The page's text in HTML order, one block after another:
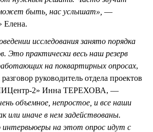
быть, нас услышат», —
Елена.
исследования занято порядка
Это практически весь наш резерв
на поквартирных опросах,
руководитель отдела проектов
2» Инна ТЕРЕХОВА, —
объемное, непростое, и все наши
или иначе в нем задействованы.
на этот опрос идут с